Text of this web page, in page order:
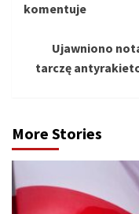
komentuje
Ujawniono
tarczę
More Stories